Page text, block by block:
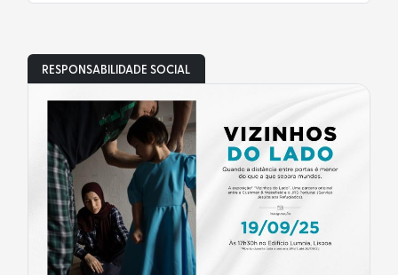
RESPONSABILIDADE SOCIAL